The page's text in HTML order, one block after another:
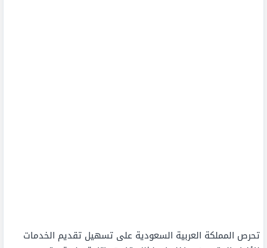
تحرص المملكة العربية السعودية على تسهيل تقديم الخدمات